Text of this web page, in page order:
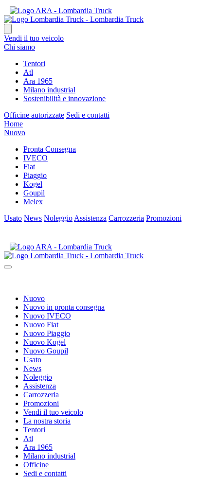
Vendi il tuo veicolo
Chi siamo
Tentori
Atl
Ara 1965
Milano industrial
Sostenibilità e innovazione
Officine autorizzate Sedi e contatti
Home
Nuovo
Pronta Consegna
IVECO
Fiat
Piaggio
Kogel
Goupil
Melex
Usato News Noleggio Assistenza Carrozzeria Promozioni
Nuovo
Nuovo in pronta consegna
Nuovo IVECO
Nuovo Fiat
Nuovo Piaggio
Nuovo Kogel
Nuovo Goupil
Usato
News
Noleggio
Assistenza
Carrozzeria
Promozioni
Vendi il tuo veicolo
La nostra storia
Tentori
Atl
Ara 1965
Milano industrial
Officine
Sedi e contatti